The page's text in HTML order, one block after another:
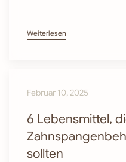
Weiterlesen
Februar 10, 2025
6 Lebensmittel,
sollten